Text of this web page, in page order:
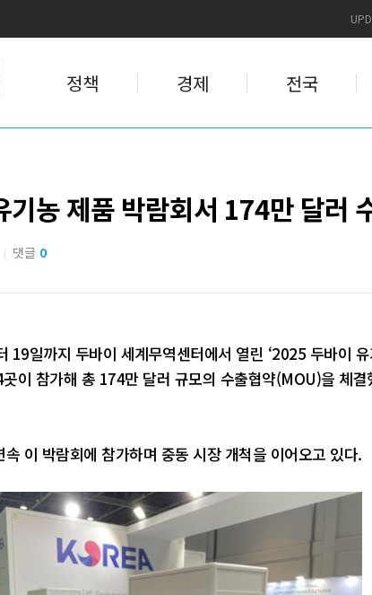
정책 경제 전국
기농 제품 박람회서 174만 달러
| 댓글 0
19일까지 두바이 세계무역센터에서 열린 ‘2025 두바이
곳이 참가해 총 174만 달러 규모의 수출협약(MOU)을 체결
이 박람회에 참가하며 중동 시장 개척을 이어오고 있다.